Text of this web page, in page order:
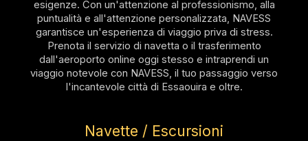
esigenze. Con un'attenzione al professionismo, alla
puntualità e all'attenzione personalizzata, NAVESS
garantisce un'esperienza di viaggio priva di stress.
Prenota il servizio di navetta o il trasferimento
dall'aeroporto online oggi stesso e intraprendi un
viaggio notevole con NAVESS, il tuo passaggio verso
l'incantevole città di Essaouira e oltre.
Navette / Escursioni